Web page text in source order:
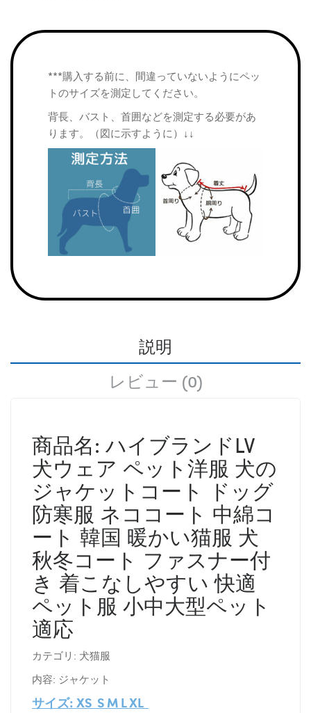
***購入する前に、間違っていないようにペッ
トのサイズを測定してください。
背長、バスト、首囲などを測定する必要があ
ります。（図に示すように）↓↓
説明
レビュー (0)
商品名: ハイブランドLV
犬ウェア ペット洋服 犬の
ジャケットコート ドッグ
防寒服 ネココート 中綿コ
ート 韓国 暖かい猫服 犬
秋冬コート ファスナー付
き 着こなしやすい 快適
ペット服 小中大型ペット
適応
カテゴリ: 犬猫服
内容: ジャケット
サイズ: XS S M L XL